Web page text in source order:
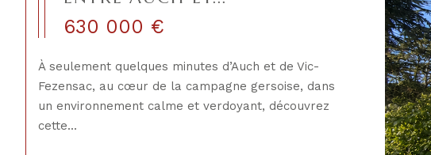
630 000 €
À seulement quelques minutes d’Auch et de Vic-
Fezensac, au cœur de la campagne gersoise, dans
un environnement calme et verdoyant, découvrez
cette...